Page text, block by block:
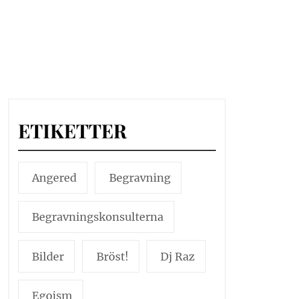
ETIKETTER
Angered Begravning
Begravningskonsulterna
Bilder Bröst! Dj Raz
Egoism